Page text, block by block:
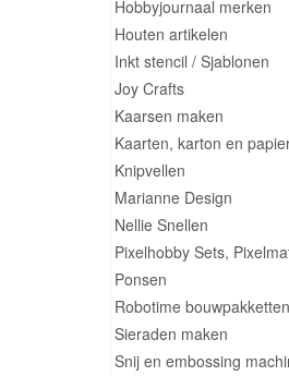
Hobbyjournaal merken
Houten artikelen
Inkt stencil / Sjablonen
Joy Crafts
Kaarsen maken
Kaarten, karton en
Knipvellen
Marianne Design
Nellie Snellen
Pixelhobby Sets,
Ponsen
Robotime bouwpakketten
Sieraden maken
Snij en embossing